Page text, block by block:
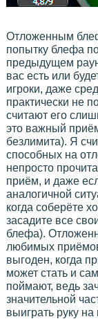
Отложенным
попытку блефа
предыдущем
вас есть или
игроки, даже
практически не
считают его
это важный
безлимита). Я
способных на
непросто
приём, и даже
аналогичной
когда соберёте
засадите все
блефа).
любимых
выгоден, когда
может стать и
поймают, ведь
значительной
выиграть руку